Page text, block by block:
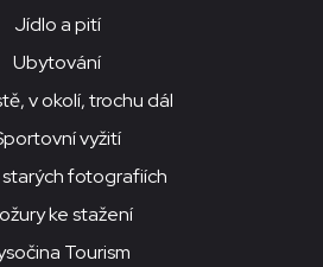
Jídlo a pití
Ubytování
v okolí, trochu dál
vyžití
starých fotografiích
ke stažení
Tourism